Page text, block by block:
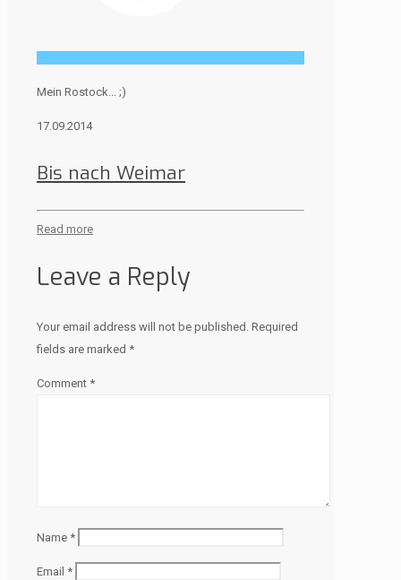
Mein Rostock... ;)
17.09.2014
Bis nach Weimar
Read more
Leave a Reply
Your email address will not be published. Required
fields are marked *
Comment *
Name *
Email *